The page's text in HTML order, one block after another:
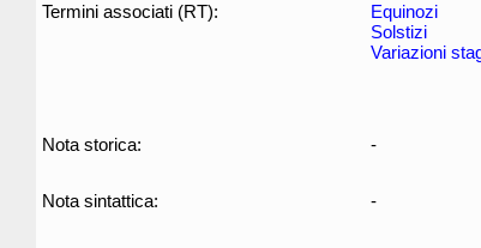
Termini associati (RT):
Equinozi
Solstizi
Variazioni
Nota storica: -
Nota sintattica: -